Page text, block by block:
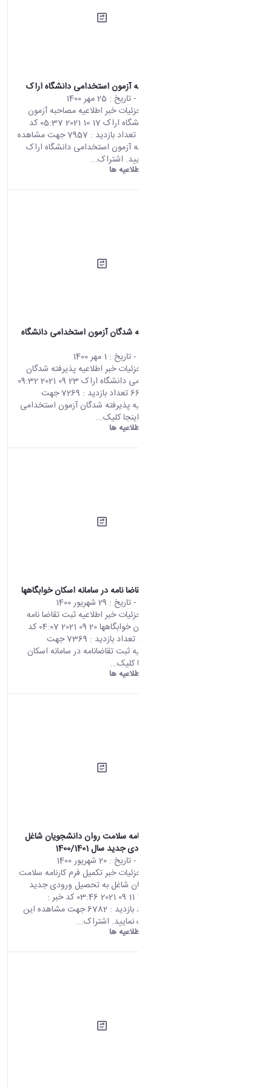
اطلاعیه مصاحبه آزمون استخدامی دانشگاه اراک
- تاریخ : 25 مهر 1400
صفحه اصلی جزئیات خبر اطلاعیه مصاحبه آزمون
استخدامی دانشگاه اراک 17 10 2021 05:37 کد
خبر : 663426 تعداد بازدید : 7957 جهت مشاهده
اطلاعیه مصاحبه آزمون استخدامی دانشگاه اراک
اینجا کلیک نمایید. اشتراک...
اطلاعیه ها
اطلاعیه پذیرفته شدگان آزمون استخدامی دانشگاه
- تاریخ : 1 مهر 1400
صفحه اصلی جزئیات خبر اطلاعیه پذیرفته شدگان
آزمون استخدامی دانشگاه اراک 23 09 2021 09:32
کد خبر : 664920 تعداد بازدید : 7269 جهت
مشاهده اطلاعیه پذیرفته شدگان آزمون استخدامی
دانشگاه اراک اینجا کلیک...
اطلاعیه ها
اطلاعیه ثبت تقاضا نامه در سامانه اسکان خوابگاهها
- تاریخ : 29 شهریور 1400
صفحه اصلی جزئیات خبر اطلاعیه ثبت تقاضا نامه
در سامانه اسکان خوابگاهها 20 09 2021 04:07 کد
خبر : 665528 تعداد بازدید : 7369 جهت
مشاهده اطلاعیه ثبت تقاضانامه در سامانه اسکان
خوابگاهها اینجا کلیک...
اطلاعیه ها
تکمیل فرم کارنامه سلامت روان دانشجویان شاغل
به تحصیل ورودی جدید سال 1400/1401
- تاریخ : 20 شهریور 1400
صفحه اصلی جزئیات خبر تکمیل فرم کارنامه سلامت
روان دانشجویان شاغل به تحصیل ورودی جدید
سال 1400/1401 11 09 2021 03:46 کد خبر :
692846 تعداد بازدید : 6782 جهت مشاهده این
فرم اینجا کلیک نمایید. اشتراک...
اطلاعیه ها